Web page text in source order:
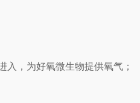
，为好氧微生物提供氧气；